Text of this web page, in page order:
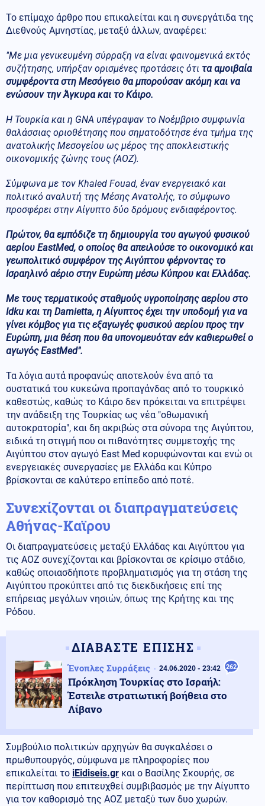
Το επίμαχο άρθρο που επικαλείται και η συνεργάτιδα της
Διεθνούς Αμνηστίας, μεταξύ άλλων, αναφέρει:
"Με μια γενικευμένη σύρραξη να είναι φαινομενικά εκτός
συζήτησης, υπήρξαν ορισμένες προτάσεις ότι τα αμοιβαία
συμφέροντα στη Μεσόγειο θα μπορούσαν ακόμη και να
ενώσουν την Άγκυρα και το Κάιρο.
Η Τουρκία και η GNA υπέγραψαν το Νοέμβριο συμφωνία
θαλάσσιας οριοθέτησης που σηματοδότησε ένα τμήμα της
ανατολικής Μεσογείου ως μέρος της αποκλειστικής
οικονομικής ζώνης τους (ΑΟΖ).
Σύμφωνα με τον Khaled Fouad, έναν ενεργειακό και
πολιτικό αναλυτή της Μέσης Ανατολής, το σύμφωνο
προσφέρει στην Αίγυπτο δύο δρόμους ενδιαφέροντος.
Πρώτον, θα εμπόδιζε τη δημιουργία του αγωγού φυσικού
αερίου EastMed, ο οποίος θα απειλούσε το οικονομικό και
γεωπολιτικό συμφέρον της Αιγύπτου φέρνοντας το
Ισραηλινό αέριο στην Ευρώπη μέσω Κύπρου και Ελλάδας.
Με τους τερματικούς σταθμούς υγροποίησης αερίου στο
Idku και τη Damietta, η Αίγυπτος έχει την υποδομή για να
γίνει κόμβος για τις εξαγωγές φυσικού αερίου προς την
Ευρώπη, μια θέση που θα υπονομευόταν εάν καθιερωθεί ο
αγωγός EastMed".
Τα λόγια αυτά προφανώς αποτελούν ένα από τα
συστατικά του κυκεώνα προπαγάνδας από το τουρκικό
καθεστώς, καθώς το Κάιρο δεν πρόκειται να επιτρέψει
την ανάδειξη της Τουρκίας ως νέα "οθωμανική
αυτοκρατορία", και δη ακριβώς στα σύνορα της Αιγύπτου,
ειδικά τη στιγμή που οι πιθανότητες συμμετοχής της
Αιγύπτου στον αγωγό East Med κορυφώνονται και ενώ οι
ενεργειακές συνεργασίες με Ελλάδα και Κύπρο
βρίσκονται σε καλύτερο επίπεδο από ποτέ.
Συνεχίζονται οι διαπραγματεύσεις
Αθήνας-Καϊρου
Οι διαπραγματεύσεις μεταξύ Ελλάδας και Αιγύπτου για
τις ΑΟΖ συνεχίζονται και βρίσκονται σε κρίσιμο στάδιο,
καθώς οποιασδήποτε προβληματισμός για τη στάση της
Αιγύπτου προκύπτει από τις διεκδικήσεις επί της
επήρειας μεγάλων νησιών, όπως της Κρήτης και της
Ρόδου.
ΔΙΑΒΑΣΤΕ ΕΠΙΣΗΣ
Ένοπλες Συρράξεις 24.06.2020 - 23:42 262
Πρόκληση Τουρκίας στο Ισραήλ:
Έστειλε στρατιωτική βοήθεια στο
Λίβανο
Συμβούλιο πολιτικών αρχηγών θα συγκαλέσει ο
πρωθυπουργός, σύμφωνα με πληροφορίες που
επικαλείται το iEidiseis.gr και ο Βασίλης Σκουρής, σε
περίπτωση που επιτευχθεί συμβιβασμός με την Αίγυπτο
για τον καθορισμό της ΑΟΖ μεταξύ των δυο χωρών.